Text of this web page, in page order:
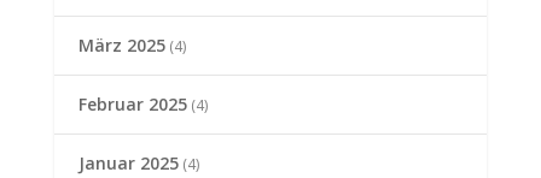
März 2025(4)
Februar 2025(4)
Januar 2025(4)